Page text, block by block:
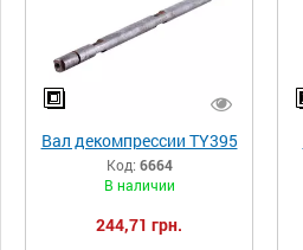
Вал декомпреcсии TY395
Код: 6664
В наличии
244,71 грн.